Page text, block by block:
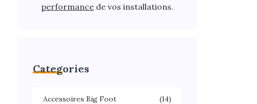
performance de vos installations.
Categories
Accessoires Big Foot (14)